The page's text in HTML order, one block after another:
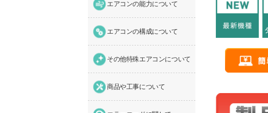
エアコンの能力について
エアコンの構成について
その他特殊エアコンについて
商品や工事について